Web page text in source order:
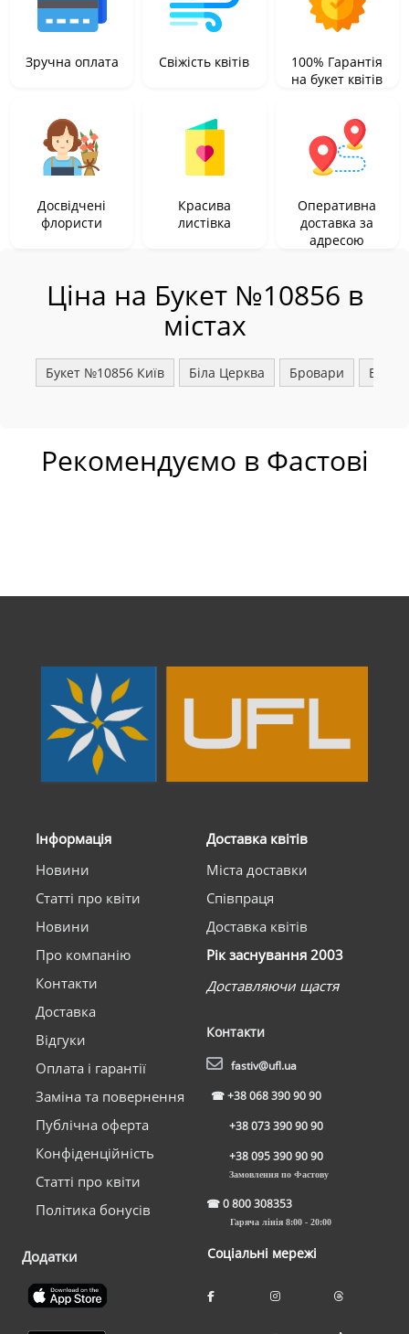
Зручна оплата Свіжість квітів
100% Гарантія
на букет квітів
Досвідчені
флористи
Красива
листівка
Оперативна
доставка за
адресою
Ціна на Букет №10856 в
містах
Букет №10856 Київ Біла Церква Бровари
Рекомендуємо в Фастові
Інформація
Новини
Статті про квіти
Новини
Про компанію
Контакти
Доставка
Відгуки
Оплата і гарантії
Заміна та повернення
Публічна оферта
Конфіденційність
Статті про квіти
Політика бонусів
Додатки
Доставка квітів
Міста доставки
Співпраця
Доставка квітів
Рік заснування 2003
Доставляючи щастя
Контакти
fastiv@ufl.ua
☎+38 068 390 90 90
+38 073 390 90 90
+38 095 390 90 90
Замовлення по Фастову
☎0 800 308353
Гаряча лінія 8:00 - 20:00
Соціальні мережі